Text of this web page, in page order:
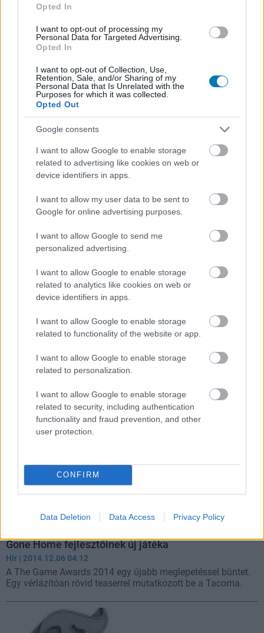
Opted In
I want to opt-out of processing my
Personal Data for Targeted Advertising.
Opted In
I want to opt-out of Collection, Use,
Retention, Sale, and/or Sharing of my
Personal Data that Is Unrelated with the
Purposes for which it was collected.
Opted Out
Google consents
I want to allow Google to enable storage
related to advertising like cookies on web or
device identifiers in apps.
I want to allow my user data to be sent to
Google for online advertising purposes.
I want to allow Google to send me
personalized advertising.
I want to allow Google to enable storage
related to analytics like cookies on web or
device identifiers in apps.
I want to allow Google to enable storage
related to functionality of the website or app.
I want to allow Google to enable storage
related to personalization.
I want to allow Google to enable storage
related to security, including authentication
functionality and fraud prevention, and other
user protection.
CONFIRM
Data Deletion Data Access Privacy Policy
Gone Home - mégis jön a konzolos változat
| 2015.12.07 20:16
Korábban bizonytalanná vált, hogy a Gone Home
dátumot is.
Gone Home - mégsem lesz konzolos verzió
| 2015.03.04 16:10
A Fullbright bejelentette, hogy már nem fejlesztik a
új projektjükre fókuszálnak.
Gone Home fejlesztőinek új játéka
Hír | 2014.12.06 04:12
A The Game Awards 2014 egy újabb meglepetéssel büntet.
Egy vérlázítóan rövid teaserrel mutatkozott be a Tacoma.